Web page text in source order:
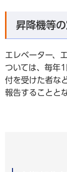
昇降機等
エレベーター、
ついては、毎年
付を受けた者な
報告することと